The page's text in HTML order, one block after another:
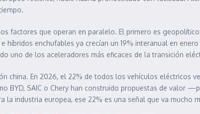
factores que operan en paralelo. El primero es
e híbridos enchufables ya crecían un 19% interanual en
uno de los aceleradores más eficaces de la transición
china. En 2026, el 22% de todos los vehículos eléctricos
BYD, SAIC o Chery han construido propuestas de
la industria europea, ese 22% es una señal que va mucho